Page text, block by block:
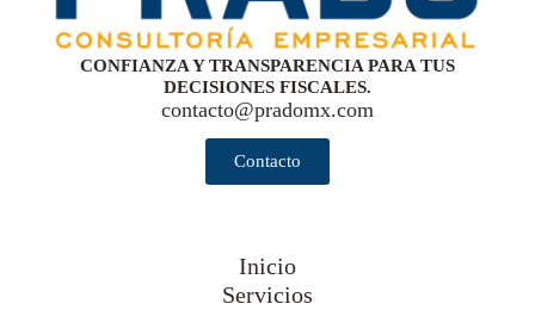
CONFIANZA Y TRANSPARENCIA PARA TUS
DECISIONES FISCALES.
contacto@pradomx.com
Contacto
Inicio
Servicios